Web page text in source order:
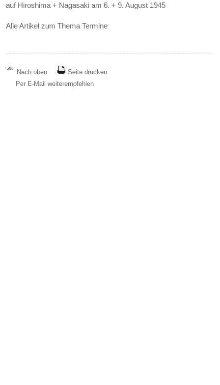
auf Hiroshima + Nagasaki am 6. + 9. August 1945
Alle Artikel zum Thema Termine
Nach oben
Seite drucken
Per E-Mail weiterempfehlen